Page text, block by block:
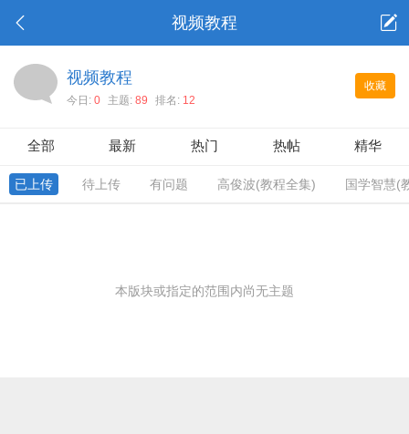
视频教程
收藏
视频教程
今日: 0 主题: 89 排名: 12
全部 最新 热门 热帖 精华
已上传 待上传 有问题 高俊波(教程全集) 国学智慧(
本版块或指定的范围内尚无主题